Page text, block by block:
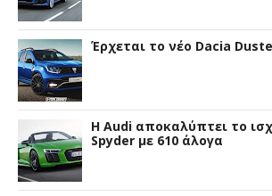
Έρχεται το νέο Dacia
Η Audi αποκαλύπτει το
Spyder με 610 άλογα